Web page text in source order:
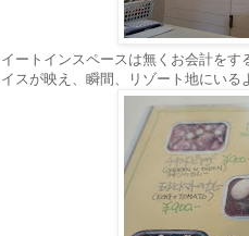
イートインスペースは無くお会計を
イスが映え、瞬間、リゾート地にいる